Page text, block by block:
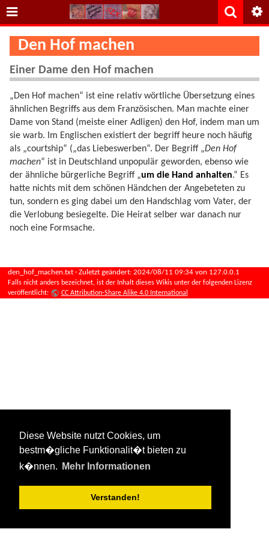
Diese Website nutzt Cookies, um
bestm�gliche Funktionalit�t bieten zu
k�nnen.
Mehr Informationen
Verstanden!
Den Hof machen
Einer Dame den Hof machen
„Den Hof machen“ ist eine relativ wörtliche Übersetzung eines
ähnlichen Begriffs aus dem Französischen. Man machte einer
Dame von Stand (meiste einer Adligen) den Hof, indem man um
sie warb. Im Englischen existiert der begriff heure noch häufig
als „courtship“ („das Liebeswerben“. Der Begriff „Den Hof
machen“ ist in Deutschland unpopulär geworden, ebenso wie
der ähnliche bürgerliche Begriff „um die Hand anhalten.“ Es
hatte nichts mit dem schönen Händchen der Angebeteten zu
tun, sondern es ging dabei um den Handschlag vom Vater, der
die Verlobung besiegelte. Die Heirat selber war danach nur
noch eine Formsache.
den_hof_machen.txt · Zuletzt geändert:2024/08/11 09:34 von 127.0.0.1
Falls nicht anders bezeichnet, ist der Inhalt dieses Wikis unter der folgenden Lizenz
veröffentlicht:
CC Attribution-Share Alike 4.0 International